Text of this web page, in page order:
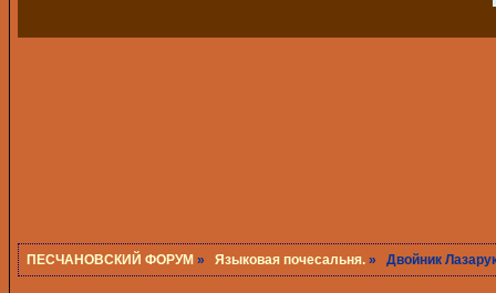
ПЕСЧАНОВСКИЙ ФОРУМ » Языковая почесальня. » Двойник